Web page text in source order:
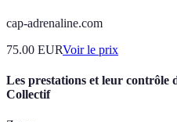
cap-adrenaline.com
75.00 EURVoir le prix
Les prestations et leur contrôle
Collectif